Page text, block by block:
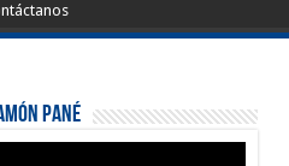
Pané